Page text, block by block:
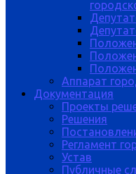
Аппарат
Документация
Проекты
Решения
Регламент
Устав
Публичные